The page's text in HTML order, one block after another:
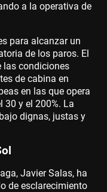
a la operativa de
para alcanzar un
de los paros. El
las condiciones
de cabina en
en las que opera
30 y el 200%. La
dignas, justas y
Javier Salas, ha
de esclarecimiento